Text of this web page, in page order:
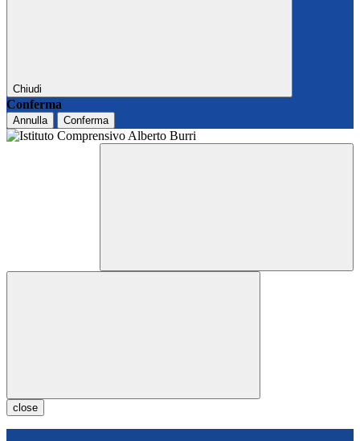
Chiudi
Conferma
Annulla Conferma
close